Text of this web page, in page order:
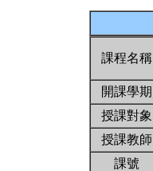
課程名稱
開課學期
授課對象
授課教師
課號